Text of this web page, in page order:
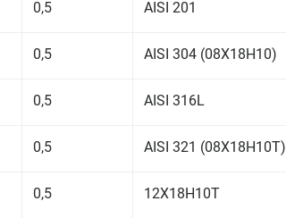
0,5 AISI 201
0,5 AISI 304 (08Х18Н10)
0,5 AISI 316L
0,5 AISI 321 (08Х18Н10T)
0,5 12Х18Н10Т